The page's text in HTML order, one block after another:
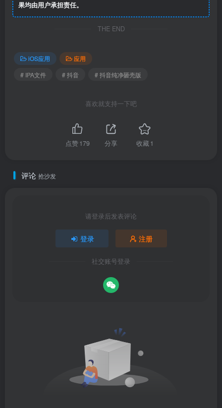
果均由用户承担责任。
THE END
iOS应用
应用
# IPA文件
# 抖音 # 抖音纯净砸壳版
喜欢就支持一下吧
点赞179 分享 收藏1
评论 抢沙发
请登录后发表评论
登录 注册
社交账号登录